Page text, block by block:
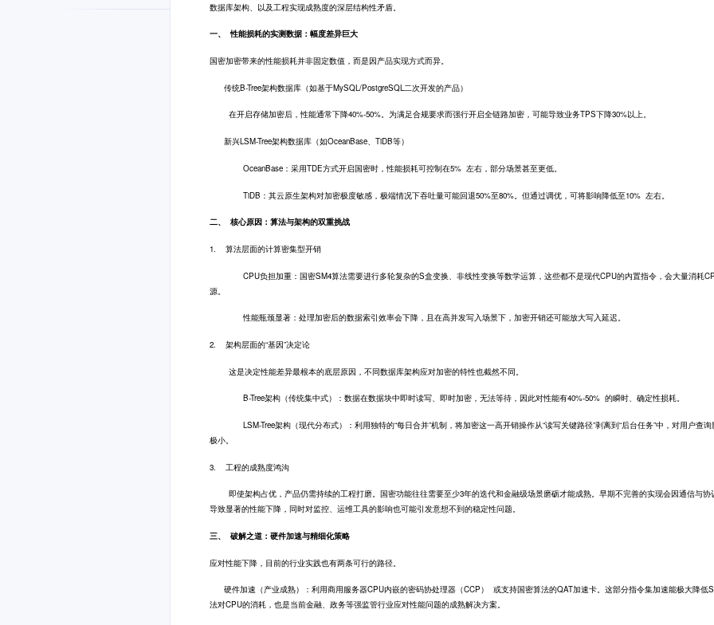
数据库架构、以及工程实现成熟度的深层结构性矛盾。
一、 性能损耗的实测数据：幅度差异巨大
国密加密带来的性能损耗并非固定数值，而是因产品实现方式而异。
传统B-Tree架构数据库（如基于MySQL/PostgreSQL二次开发的产品）
在开启存储加密后，性能通常下降40%-50%。为满足合规要求而强行开启全链路加密，可能导致业务TPS下降30%以上。
新兴LSM-Tree架构数据库（如OceanBase、TiDB等）
OceanBase：采用TDE方式开启国密时，性能损耗可控制在5% 左右，部分场景甚至更低。
TiDB：其云原生架构对加密极度敏感，极端情况下吞吐量可能回退50%至80%。但通过调优，可将影响降低至10% 左右。
二、 核心原因：算法与架构的双重挑战
1. 算法层面的计算密集型开销
CPU负担加重：国密SM4算法需要进行多轮复杂的S盒变换、非线性变换等数学运算，这些都不是现代CPU的内置指令，会大量消耗
源。
性能瓶颈显著：处理加密后的数据索引效率会下降，且在高并发写入场景下，加密开销还可能放大写入延迟。
2. 架构层面的“基因”决定论
这是决定性能差异最根本的底层原因，不同数据库架构应对加密的特性也截然不同。
B-Tree架构（传统集中式）：数据在数据块中即时读写、即时加密，无法等待，因此对性能有40%-50% 的瞬时、确定性损耗。
LSM-Tree架构（现代分布式）：利用独特的“每日合并”机制，将加密这一高开销操作从“读写关键路径”剥离到“后台任务”中，对用户查询
极小。
3. 工程的成熟度鸿沟
即使架构占优，产品仍需持续的工程打磨。国密功能往往需要至少3年的迭代和金融级场景磨砺才能成熟。早期不完善的实现会因通信与协
导致显著的性能下降，同时对监控、运维工具的影响也可能引发意想不到的稳定性问题。
三、 破解之道：硬件加速与精细化策略
应对性能下降，目前的行业实践也有两条可行的路径。
硬件加速（产业成熟）：利用商用服务器CPU内嵌的密码协处理器（CCP） 或支持国密算法的QAT加速卡。这部分指令集加速能极大降低
法对CPU的消耗，也是当前金融、政务等强监管行业应对性能问题的成熟解决方案。